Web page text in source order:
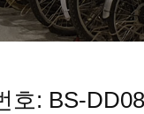
호: BS-DD08